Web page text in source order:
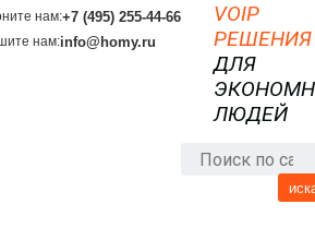
нам:+7 (495) 255-44-66
нам:info@homy.ru
VOIP
РЕШЕНИЯ
ДЛЯ
ЛЮДЕЙ